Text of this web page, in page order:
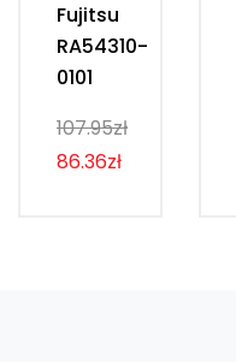
Fujitsu
RA54310-
0101
107.95zł
86.36zł